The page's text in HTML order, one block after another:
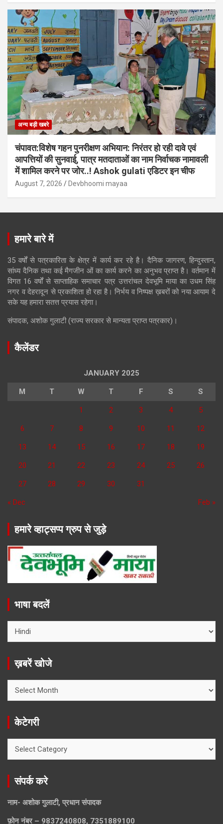
अन्य बड़ी खबरे
चंपावत:विशेष गहन पुनरीक्षण अभियान: निरंतर हो रही दावे एवं
आपत्तियों की सुनवाई, पात्र मतदाताओं का नाम निर्वाचक नामावली
में शामिल करने पर जोर..! Ashok gulati एडिटर इन चीफ
August 7, 2026 Devbhoomi mayaa
हमारे बारे में
35 वर्षों से पत्रकारिता के क्षेत्र में कार्य कर रहे है। दैनिक जागरण, हिन्दुस्तान,
सांध्य दैनिक तथा कई मैगजीन ओं का कार्य करने का अनुभव प्राप्त है। वर्तमान में
विगत 16 वर्षों से साप्ताहिक समाचार पत्र उत्तरांचल देवभूमि माया का उधम सिंह
नगर व देहरादून से प्रकाशिता हो रहा है। निर्भय व निष्पक्ष ख़बरों को नया आयाम दे
सके यह हमारा सतत्त प्रयास रहेगा।
संपादक, अशोक गुलाटी (राज्य सरकार से मान्यता प्राप्त पत्रकार)।
कैलेंडर
JANUARY 2025
M T W T F S S
1 2 3 4 5
6 7 8 9 10 11 12
13 14 15 16 17 18 19
20 21 22 23 24 25 26
27 28 29 30 31
« Dec Feb »
हमारे व्हाट्सप्प ग्रुप से जुड़े
भाषा बदलें
ख़बरें खोजे
खोजे
केटेगरी
संपर्क करे
नाम- अशोक गुलाटी, प्रधान संपादक
फ़ोन नंबर – 9837240808, 7351889100